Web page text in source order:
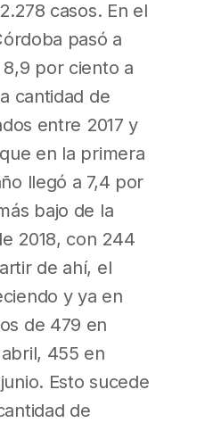
casos. En el
pasó a
por ciento a
cantidad de
entre 2017 y
en la primera
llegó a 7,4 por
bajo de la
2018, con 244
de ahí, el
y ya en
de 479 en
455 en
Esto sucede
de